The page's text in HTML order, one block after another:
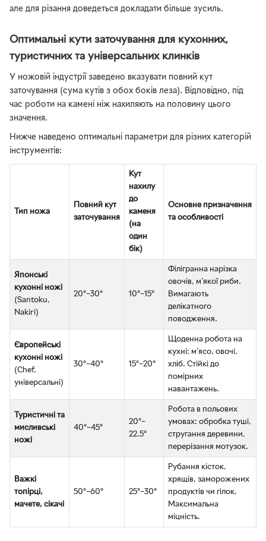
але для різання доведеться докладати більше зусиль.
Оптимальні кути заточування для кухонних,
туристичних та універсальних клинків
У ножовій індустрії заведено вказувати повний кут
заточування (сума кутів з обох боків леза). Відповідно, під
час роботи на камені ніж нахиляють на половину цього
значення.
Нижче наведено оптимальні параметри для різних категорій
інструментів:
Тип ножа
Повний кут
заточування
Кут
нахилу
до
каменя
(на
один
бік)
Основне призначення
та особливості
Японські
кухонні ножі
(Santoku,
Nakiri)
20°–30° 10°–15°
Філігранна нарізка
овочів, м'якої риби.
Вимагають
делікатного
поводження.
Європейські
кухонні ножі
(Chef,
універсальні)
30°–40° 15°–20°
Щоденна робота на
кухні: м'ясо, овочі,
хліб. Стійкі до
помірних
навантажень.
Туристичні та
мисливські
ножі
40°–45°
20°–
22.5°
Робота в польових
умовах: обробка туші,
стругання деревини,
перерізання мотузок.
Важкі
топірці,
мачете, сікачі
50°–60° 25°–30°
Рубання кісток,
хрящів, заморожених
продуктів чи гілок.
Максимальна
міцність.